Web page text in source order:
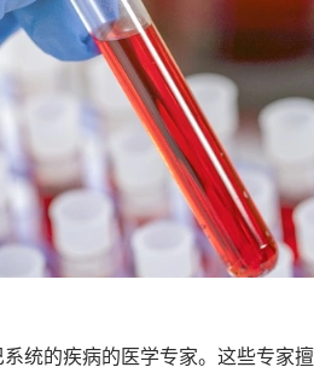
统的疾病的医学专家。这些专家